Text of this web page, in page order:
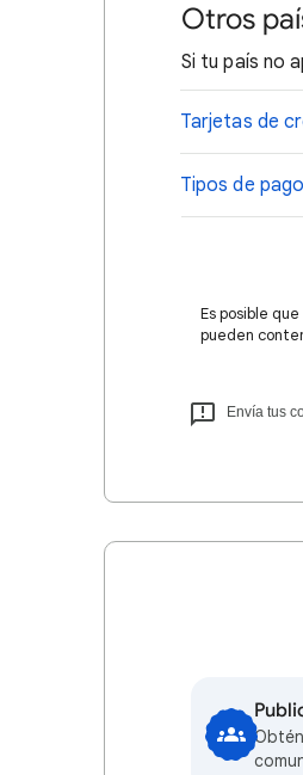
Otros
Si tu país no
Tarjetas de
Tipos de
Es posible
pueden
Envía tus